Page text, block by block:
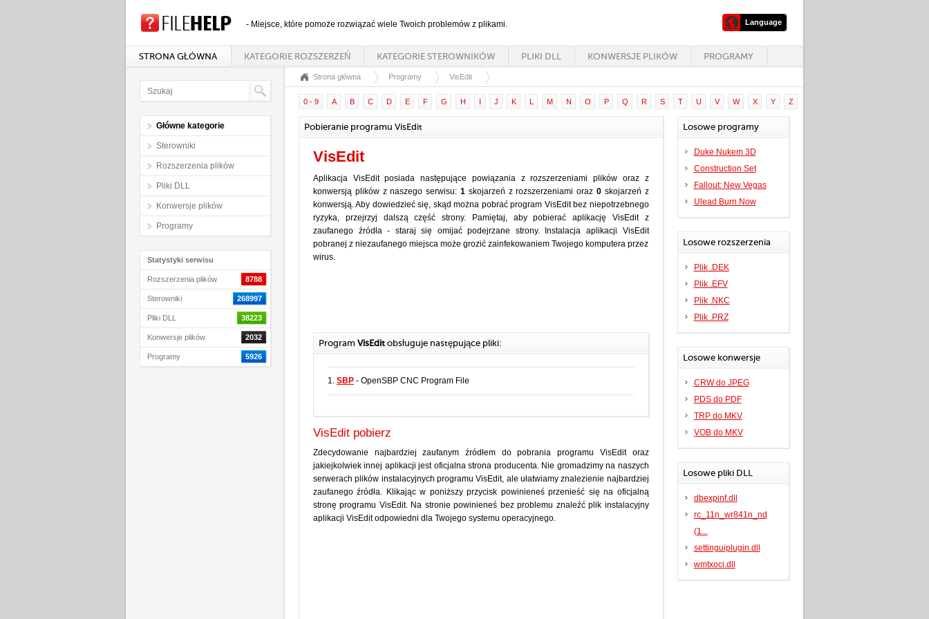
- Miejsce, które pomoże rozwiązać wiele Twoich problemów z plikami. Language
STRONA GŁÓWNA KATEGORIE ROZSZERZEŃ KATEGORIE STEROWNIKÓW PLIKI DLL KONWERSJE PLIKÓW PROGRAMY
Główne kategorie
Sterowniki
Rozszerzenia plików
Pliki DLL
Konwersje plików
Programy
Statystyki serwisu
Rozszerzenia plików 8788
Sterowniki 268997
Pliki DLL 38223
Konwersje plików 2032
Programy 5926
Strona główna Programy VisEdit
0 - 9 A B C D E F G H I J K L M N O P Q R S T U V W X Y Z
Pobieranie programu VisEdit
VisEdit
Aplikacja VisEdit posiada następujące powiązania z rozszerzeniami plików oraz z
konwersją plików z naszego serwisu: 1skojarzeń z rozszerzeniami oraz 0skojarzeń z
konwersją. Aby dowiedzieć się, skąd można pobrać program VisEdit bez niepotrzebnego
ryzyka, przejrzyj dalszą część strony. Pamiętaj, aby pobierać aplikację VisEdit z
zaufanego źródła - staraj się omijać podejrzane strony. Instalacja aplikacji VisEdit
pobranej z niezaufanego miejsca może grozić zainfekowaniem Twojego komputera przez
wirus.
Program VisEdit obsługuje następujące pliki:
1. SBP - OpenSBP CNC Program File
VisEdit pobierz
Zdecydowanie najbardziej zaufanym źródłem do pobrania programu VisEdit oraz
jakiejkolwiek innej aplikacji jest oficjalna strona producenta. Nie gromadzimy na naszych
serwerach plików instalacyjnych programu VisEdit, ale ułatwiamy znalezienie najbardziej
zaufanego źródła. Klikając w poniższy przycisk powinieneś przenieść się na oficjalną
stronę programu VisEdit. Na stronie powinieneś bez problemu znaleźć plik instalacyjny
aplikacji VisEdit odpowiedni dla Twojego systemu operacyjnego.
Losowe programy
Duke Nukem 3D
Construction Set
Fallout: New Vegas
Ulead Burn.Now
Losowe rozszerzenia
Plik .DEK
Plik .EFV
Plik .NKC
Plik .PRZ
Losowe konwersje
CRW do JPEG
PDS do PDF
TRP do MKV
VOB do MKV
Losowe pliki DLL
dbexpinf.dll
rc_11n_wr841n_nd
(1...
settinguiplugin.dll
wmtxoci.dll